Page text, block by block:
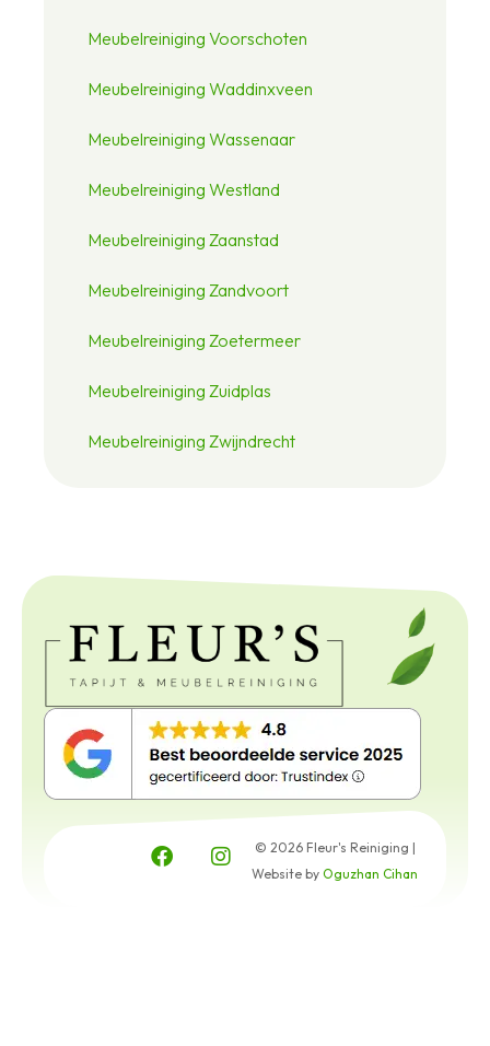
Meubelreiniging Voorschoten
Meubelreiniging Waddinxveen
Meubelreiniging Wassenaar
Meubelreiniging Westland
Meubelreiniging Zaanstad
Meubelreiniging Zandvoort
Meubelreiniging Zoetermeer
Meubelreiniging Zuidplas
Meubelreiniging Zwijndrecht
© 2026 Fleur's Reiniging |
Website by Oguzhan Cihan